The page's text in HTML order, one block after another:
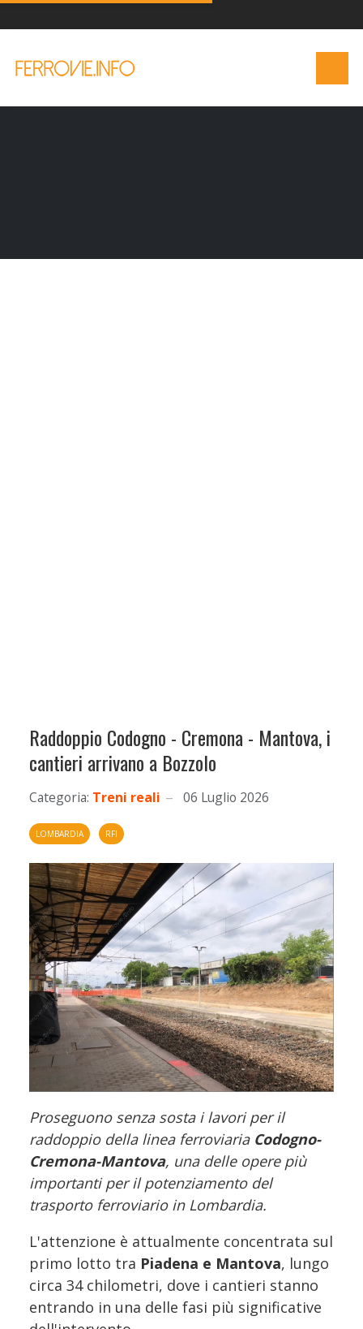
Raddoppio Codogno - Cremona - Mantova, i
cantieri arrivano a Bozzolo
Categoria: Treni reali 06 Luglio 2026
LOMBARDIA RFI
Proseguono senza sosta i lavori per il
raddoppio della linea ferroviaria Codogno-
Cremona-Mantova, una delle opere più
importanti per il potenziamento del
trasporto ferroviario in Lombardia.
L'attenzione è attualmente concentrata sul
primo lotto tra Piadena e Mantova, lungo
circa 34 chilometri, dove i cantieri stanno
entrando in una delle fasi più significative